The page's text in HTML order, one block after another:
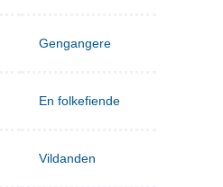
Gengangere
En folkefiende
Vildanden